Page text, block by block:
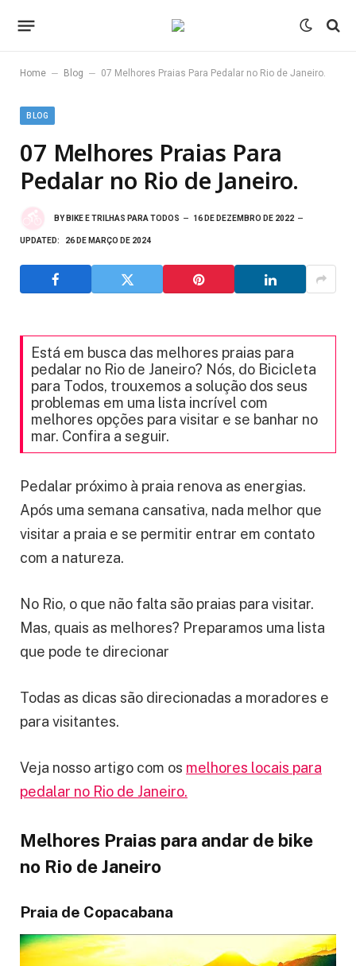
Home – Blog – 07 Melhores Praias Para Pedalar no Rio de Janeiro.
BLOG
07 Melhores Praias Para
Pedalar no Rio de Janeiro.
BY BIKE E TRILHAS PARA TODOS 16 DE DEZEMBRO DE 2022
UPDATED: 26 DE MARÇO DE 2024
Está em busca das melhores praias para
pedalar no Rio de Janeiro? Nós, do Bicicleta
para Todos, trouxemos a solução dos seus
problemas em uma lista incrível com
melhores opções para visitar e se banhar no
mar. Confira a seguir.
Pedalar próximo à praia renova as energias.
Após uma semana cansativa, nada melhor que
visitar a praia e se permitir entrar em contato
com a natureza.
No Rio, o que não falta são praias para visitar.
Mas, quais as melhores? Preparamos uma lista
que pode te direcionar
Todas as dicas são direcionadas a moradores e
para visitantes.
Veja nosso artigo com os melhores locais para
pedalar no Rio de Janeiro.
Melhores Praias para andar de bike
no Rio de Janeiro
Praia de Copacabana